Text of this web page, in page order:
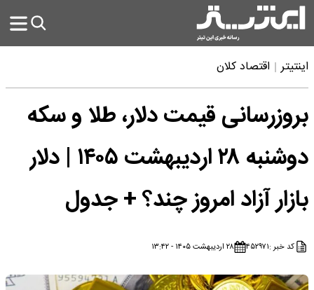
اینتیتر اقتصاد کلان
بروزرسانی قیمت دلار، طلا و سکه
دوشنبه ۲۸ اردیبهشت ۱۴۰۵ | دلار
بازار آزاد امروز چند؟ + جدول
کد خبر :۴۵۲۹۷۱ ۲۸ اردیبهشت ۱۴۰۵ - ۱۳:۴۲